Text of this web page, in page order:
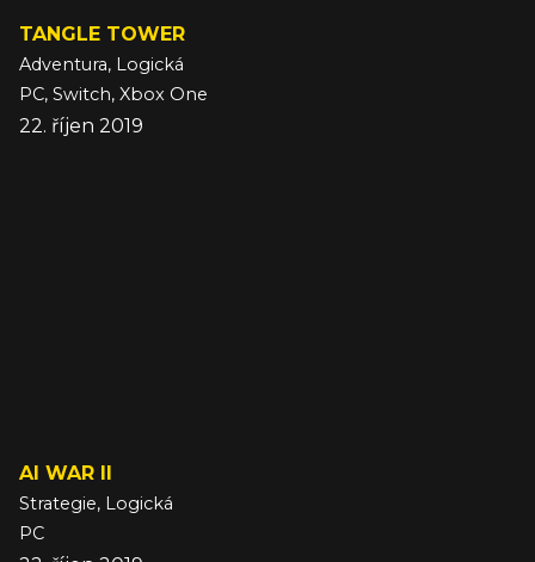
TANGLE TOWER
Adventura, Logická
PC, Switch, Xbox One
22. říjen 2019
AI WAR II
Strategie, Logická
PC